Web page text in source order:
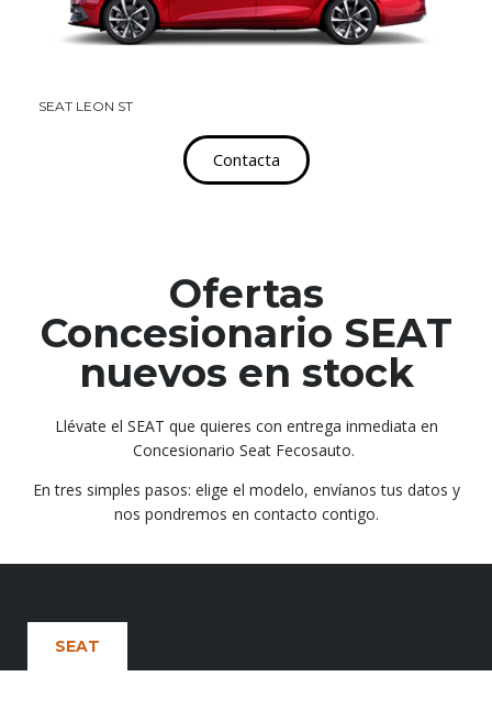
SEAT LEON ST
Contacta
Ofertas
Concesionario SEAT
nuevos en stock
Llévate el SEAT que quieres con entrega inmediata en
Concesionario Seat Fecosauto.
En tres simples pasos: elige el modelo, envíanos tus datos y
nos pondremos en contacto contigo.
SEAT